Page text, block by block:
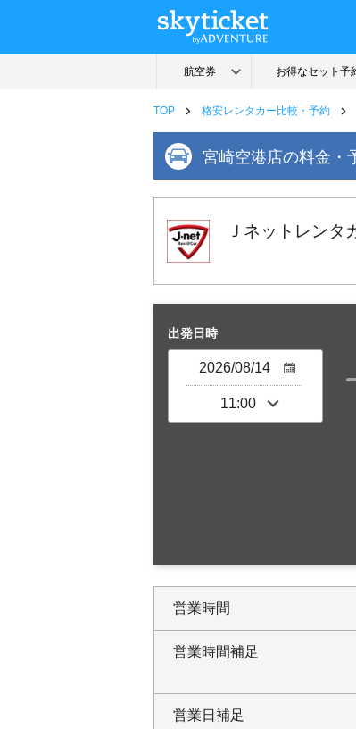
TOP 格安レンタカー比較・予約
宮崎空港店の料金・
Ｊネットレンタ
出発日時
営業時間
営業時間補足
営業日補足